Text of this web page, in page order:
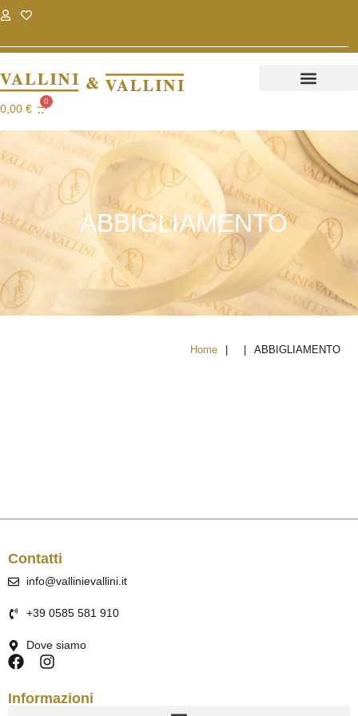
0,00 €
0
ABBIGLIAMENTO
Home | | ABBIGLIAMENTO
Contatti
info@vallinievallini.it
+39 0585 581 910
Dove siamo
Informazioni